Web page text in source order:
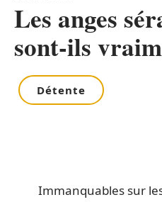
Les anges
sont-ils
Détente
Immanquables sur